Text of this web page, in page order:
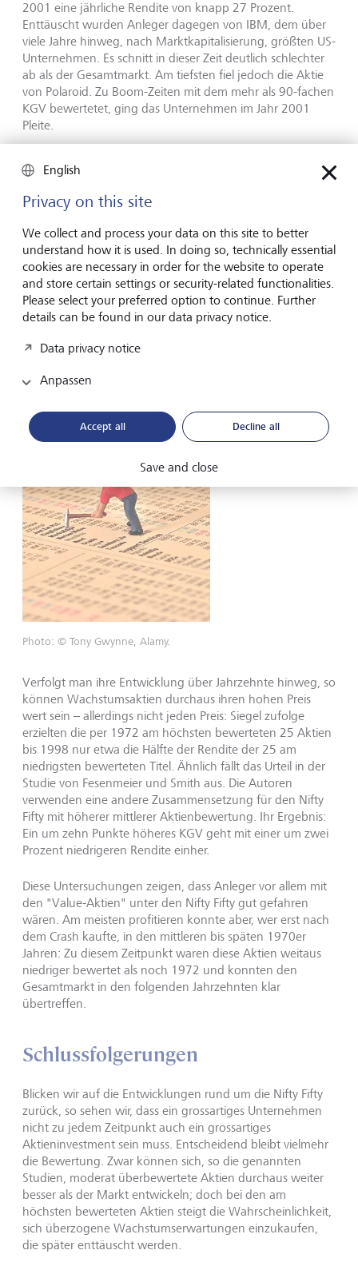
2001 eine jährliche Rendite von knapp 27 Prozent.
Enttäuscht wurden Anleger dagegen von IBM, dem über
viele Jahre hinweg, nach Marktkapitalisierung, größten US-
Unternehmen. Es schnitt in dieser Zeit deutlich schlechter
ab als der Gesamtmarkt. Am tiefsten fiel jedoch die Aktie
von Polaroid. Zu Boom-Zeiten mit dem mehr als 90-fachen
KGV bewertetet, ging das Unternehmen im Jahr 2001
Pleite.
Rückblickend weniger extrem
Jeremy Siegel kam in seinem 1998 veröffentlichten Paper
"Valuing Growth Stocks: Revisiting the Nifty Fifty" zu
einem überraschenden Schluss. Selbst auf dem
Höhepunkt des Bullenmarktes anfangs der 1970er wären
die Nifty Fifty – rückblickend betrachtet – beinahe ihren
Preis Wert gewesen. Seinen Berechnungen zufolge
erzielten die 50 Aktien von Dezember 1972 bis August
Prozent (S&P 500: 12,7 Prozent). Demnach hätten sich die
während Aktien wie Philip Morris, Coca-Cola oder Merck
Photo: © Tony Gwynne, Alamy.
Verfolgt man ihre Entwicklung über Jahrzehnte hinweg, so
können Wachstumsaktien durchaus ihren hohen Preis
wert sein – allerdings nicht jeden Preis: Siegel zufolge
erzielten die per 1972 am höchsten bewerteten 25 Aktien
bis 1998 nur etwa die Hälfte der Rendite der 25 am
niedrigsten bewerteten Titel. Ähnlich fällt das Urteil in der
Studie von Fesenmeier und Smith aus. Die Autoren
verwenden eine andere Zusammensetzung für den Nifty
Fifty mit höherer mittlerer Aktienbewertung. Ihr Ergebnis:
Ein um zehn Punkte höheres KGV geht mit einer um zwei
Prozent niedrigeren Rendite einher.
Diese Untersuchungen zeigen, dass Anleger vor allem mit
den "Value-Aktien" unter den Nifty Fifty gut gefahren
wären. Am meisten profitieren konnte aber, wer erst nach
dem Crash kaufte, in den mittleren bis späten 1970er
Jahren: Zu diesem Zeitpunkt waren diese Aktien weitaus
niedriger bewertet als noch 1972 und konnten den
Gesamtmarkt in den folgenden Jahrzehnten klar
übertreffen.
Schlussfolgerungen
Blicken wir auf die Entwicklungen rund um die Nifty Fifty
zurück, so sehen wir, dass ein grossartiges Unternehmen
nicht zu jedem Zeitpunkt auch ein grossartiges
Aktieninvestment sein muss. Entscheidend bleibt vielmehr
die Bewertung. Zwar können sich, so die genannten
Studien, moderat überbewertete Aktien durchaus weiter
besser als der Markt entwickeln; doch bei den am
höchsten bewerteten Aktien steigt die Wahrscheinlichkeit,
sich überzogene Wachstumserwartungen einzukaufen,
die später enttäuscht werden.
English
Privacy on this site
We collect and process your data on this site to better
understand how it is used. In doing so, technically essential
cookies are necessary in order for the website to operate
and store certain settings or security-related functionalities.
Please select your preferred option to continue. Further
details can be found in our data privacy notice.
Data privacy notice
Anpassen
Accept all Decline all
Save and close